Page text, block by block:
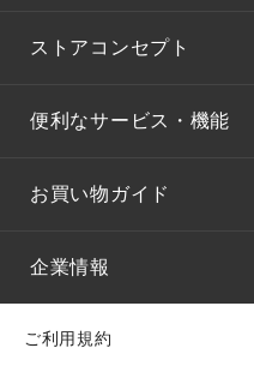
ストアコンセプト
便利なサービス・機能
お買い物ガイド
企業情報
ご利用規約